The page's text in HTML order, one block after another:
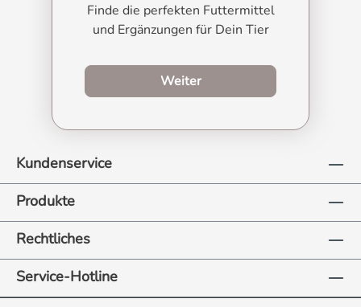
Finde die perfekten Futtermittel
und Ergänzungen für Dein Tier
Weiterzum Produktberater
Kundenservice
Produkte
Rechtliches
Service-Hotline